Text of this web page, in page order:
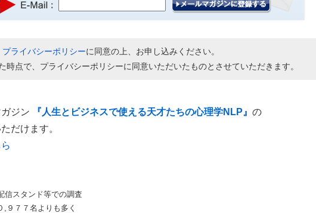
プライバシーポリシーに同意の上、お申し込みください。
時点で、プライバシーポリシーに同意いただいたものとさせていただきます。
ジン 『人生とビジネスで使える天才たちの心理学NLP』 の
だけます。
信スタンド等での調査
９７７名よりも多く